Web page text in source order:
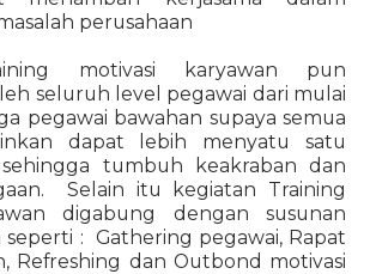
perusahaan
motivasi karyawan pun
seluruh level pegawai dari mulai
pegawai bawahan supaya semua
dapat lebih menyatu satu
tumbuh keakraban dan
Selain itu kegiatan Training
digabung dengan susunan
seperti : Gathering pegawai, Rapat
Refreshing dan Outbond motivasi